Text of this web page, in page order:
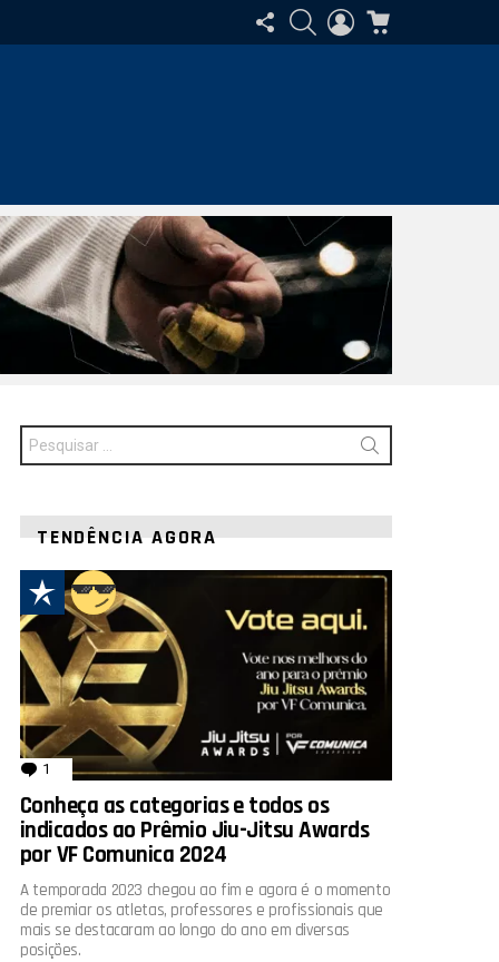
SIGA-
NOS
PESQUISAR
ENTRAR
Procurar
por:
TENDÊNCIA AGORA
1 comentário
Conheça as categorias e todos os
indicados ao Prêmio Jiu-Jitsu Awards
por VF Comunica 2024
A temporada 2023 chegou ao fim e agora é o momento
de premiar os atletas, professores e profissionais que
mais se destacaram ao longo do ano em diversas
posições.